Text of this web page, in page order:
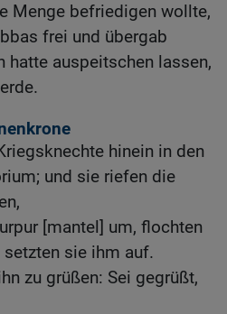
Menge befriedigen wollte,
frei und übergab
hatte auspeitschen lassen,
hinein in den
und sie riefen die
[mantel] um, flochten
setzten sie ihm auf.
zu grüßen: Sei gegrüßt,